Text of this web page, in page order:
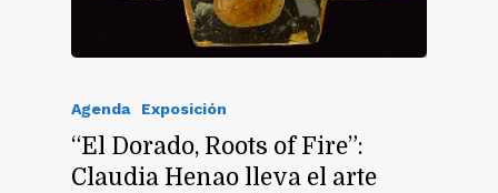
Agenda Exposición
“El Dorado, Roots of Fire”:
Claudia Henao lleva el arte